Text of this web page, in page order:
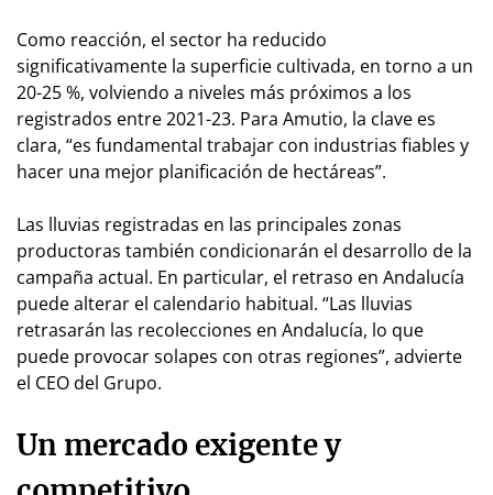
Como reacción, el sector ha reducido
significativamente la superficie cultivada, en torno a un
20-25 %, volviendo a niveles más próximos a los
registrados entre 2021-23. Para Amutio, la clave es
clara, “es fundamental trabajar con industrias fiables y
hacer una mejor planificación de hectáreas”.
Las lluvias registradas en las principales zonas
productoras también condicionarán el desarrollo de la
campaña actual. En particular, el retraso en Andalucía
puede alterar el calendario habitual. “Las lluvias
retrasarán las recolecciones en Andalucía, lo que
puede provocar solapes con otras regiones”, advierte
el CEO del Grupo.
Un mercado exigente y